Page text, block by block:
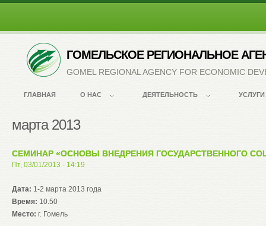
ГОМЕЛЬСКОЕ РЕГИОНАЛЬНОЕ
GOMEL REGIONAL AGENCY FOR ECONOMIC
ГЛАВНАЯ О НАС ДЕЯТЕЛЬНОСТЬ УСЛУГИ
марта 2013
СЕМИНАР «ОСНОВЫ ВНЕДРЕНИЯ ГОСУДАРСТВЕННОГО
Пт, 03/01/2013 - 14:19
Дата: 1-2 марта 2013 года
Время: 10.50
Место: г. Гомель